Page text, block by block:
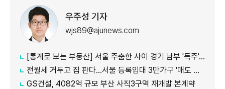
우주성 기자
wjs89@ajunews.com
[통계로 보는 부동산] 서울 주춤한 사이 경기 남부 '독주'…세제 개편에 실수요 이동 빨라지나
전월세 거두고 집 판다…서울 등록임대 3만가구 '매도 기로'
GS건설, 4082억 규모 부산 사직3구역 재개발 본계약